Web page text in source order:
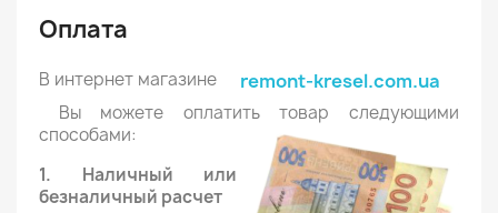
Оплата
В интернет магазине remont-kresel.com.ua
Вы можете оплатить товар следующими
способами:
1. Наличный или
безналичный расчет